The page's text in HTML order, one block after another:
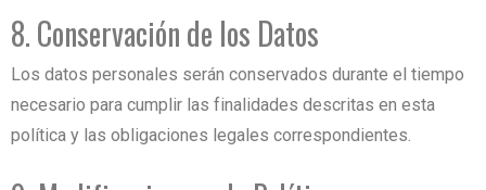
8. Conservación de los Datos
Los datos personales serán conservados durante el tiempo
necesario para cumplir las finalidades descritas en esta
política y las obligaciones legales correspondientes.